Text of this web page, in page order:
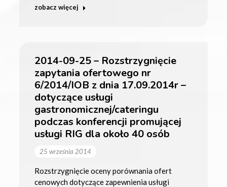
zobacz więcej
2014-09-25 – Rozstrzygnięcie
zapytania ofertowego nr
6/2014/IOB z dnia 17.09.2014r –
dotyczące usługi
gastronomicznej/cateringu
podczas konferencji promującej
usługi RIG dla około 40 osób
25 września 2014
Rozstrzygnięcie oceny porównania ofert
cenowych dotyczące zapewnienia usługi